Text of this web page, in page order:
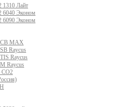
1310 Лайт
6040 Эконом
6090 Эконом
MAX
Raycus
Raycus
Raycus